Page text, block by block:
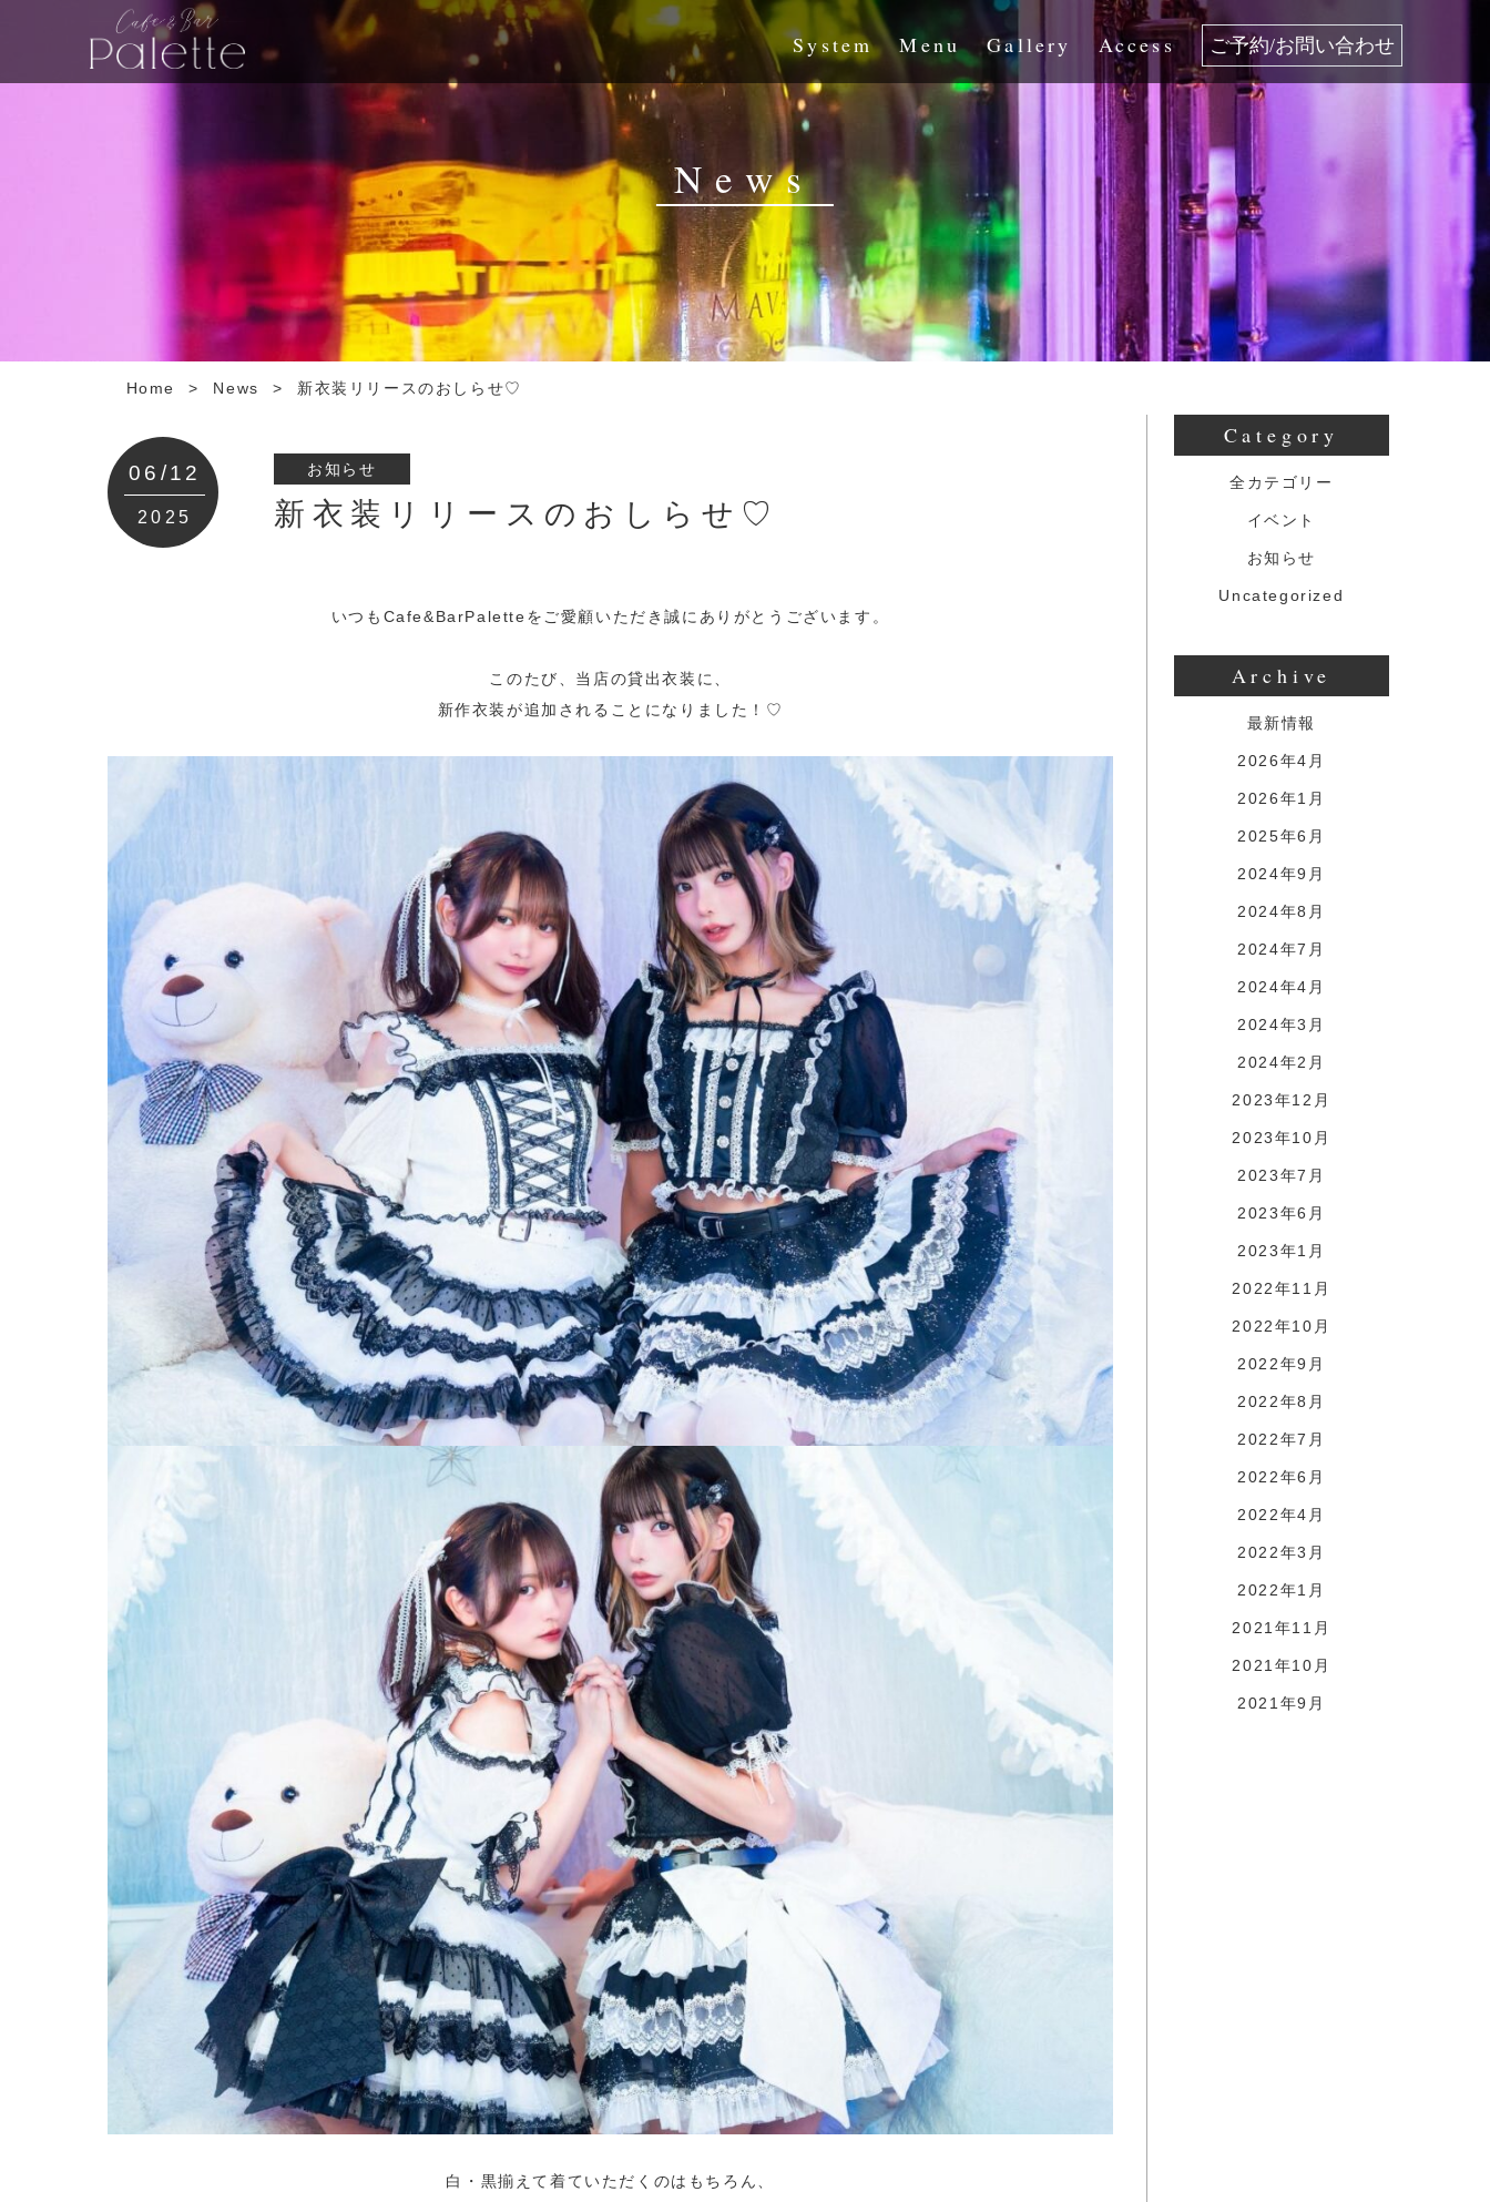
System Menu Gallery Access ご予約/お問い合わせ
News
Home > News > 新衣装リリースのおしらせ♡
06/12
2025
お知らせ
新衣装リリースのおしらせ♡
いつもCafe&BarPaletteをご愛顧いただき誠にありがとうございます。
このたび、当店の貸出衣装に、
新作衣装が追加されることになりました！♡
白・黒揃えて着ていただくのはもちろん、
Category
全カテゴリー
イベント
お知らせ
Uncategorized
Archive
最新情報
2026年4月
2026年1月
2025年6月
2024年9月
2024年8月
2024年7月
2024年4月
2024年3月
2024年2月
2023年12月
2023年10月
2023年7月
2023年6月
2023年1月
2022年11月
2022年10月
2022年9月
2022年8月
2022年7月
2022年6月
2022年4月
2022年3月
2022年1月
2021年11月
2021年10月
2021年9月